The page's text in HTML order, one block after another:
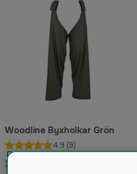
Woodline Byxholkar Grön
4.9 (9)
229 kr